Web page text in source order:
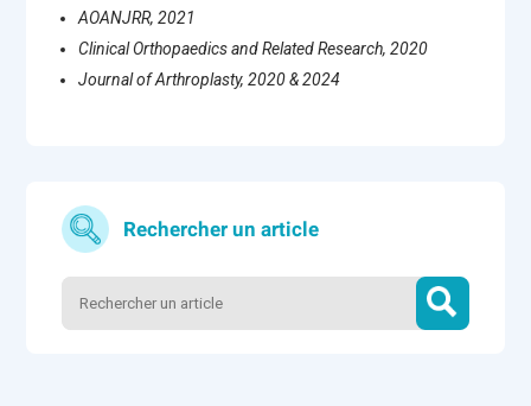
AOANJRR, 2021
Clinical Orthopaedics and Related Research, 2020
Journal of Arthroplasty, 2020 & 2024
Rechercher un article